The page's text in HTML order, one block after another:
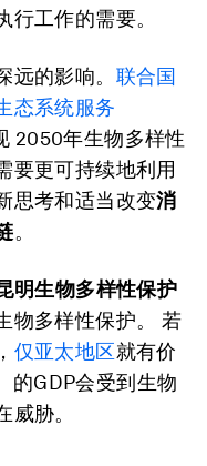
工作的需要。
的影响。 联合国
态系统服务
2050年生物多样性
要更可持续地利用
思考和适当改变消
。
明生物多样性保护
物多样性保护。 若
仅亚太地区就有价
的GDP会受到生物
胁。